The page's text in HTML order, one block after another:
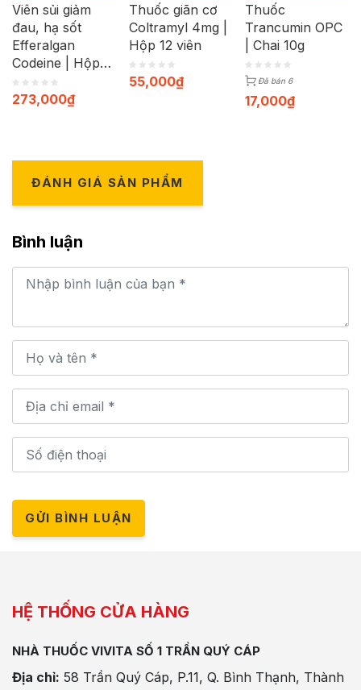
Viên sủi giảm
đau, hạ sốt
Efferalgan
Codeine | Hộp
40 viên
273,000₫
Thuốc giãn cơ
Coltramyl 4mg |
Hộp 12 viên
55,000₫
Thuốc
Trancumin OPC
| Chai 10g
Đã bán 6
17,000₫
ĐÁNH GIÁ SẢN PHẨM
Bình luận
GỬI BÌNH LUẬN
HỆ THỐNG CỬA HÀNG
NHÀ THUỐC VIVITA SỐ 1 TRẦN QUÝ CÁP
Địa chỉ: 58 Trần Quý Cáp, P.11, Q. Bình Thạnh, Thành